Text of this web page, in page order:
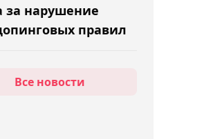
за нарушение
правил
проиграл
Все новости